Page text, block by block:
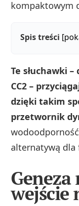
kompaktowym
Spis treści
Te słuchawki
CC2 –
dzięki takim
przetwornik
alternatywą dla
wejście